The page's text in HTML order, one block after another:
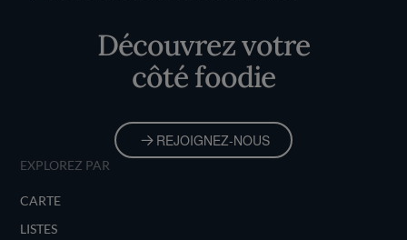
Découvrez votre
côté foodie
REJOIGNEZ-NOUS
EXPLOREZ PAR
CARTE
LISTES